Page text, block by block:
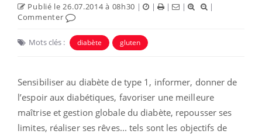
Publié le 26.07.2014 à 08h30 | | | |
|
Commenter
Mots clés : diabète gluten
Sensibiliser au diabète de type 1, informer, donner de
l’espoir aux diabétiques, favoriser une meilleure
maîtrise et gestion globale du diabète, repousser ses
limites, réaliser ses rêves... tels sont les objectifs de